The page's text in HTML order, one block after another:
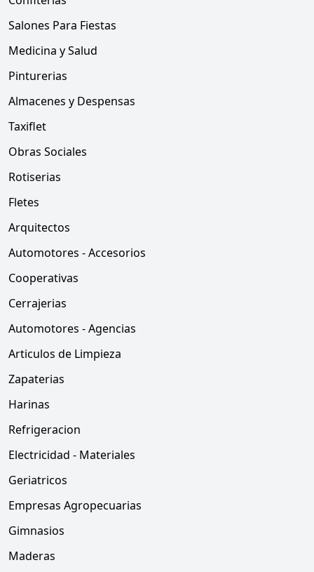
Salones Para Fiestas
Medicina y Salud
Pinturerias
Almacenes y Despensas
Taxiflet
Obras Sociales
Rotiserias
Fletes
Arquitectos
Automotores - Accesorios
Cooperativas
Cerrajerias
Automotores - Agencias
Articulos de Limpieza
Zapaterias
Harinas
Refrigeracion
Electricidad - Materiales
Geriatricos
Empresas Agropecuarias
Gimnasios
Maderas